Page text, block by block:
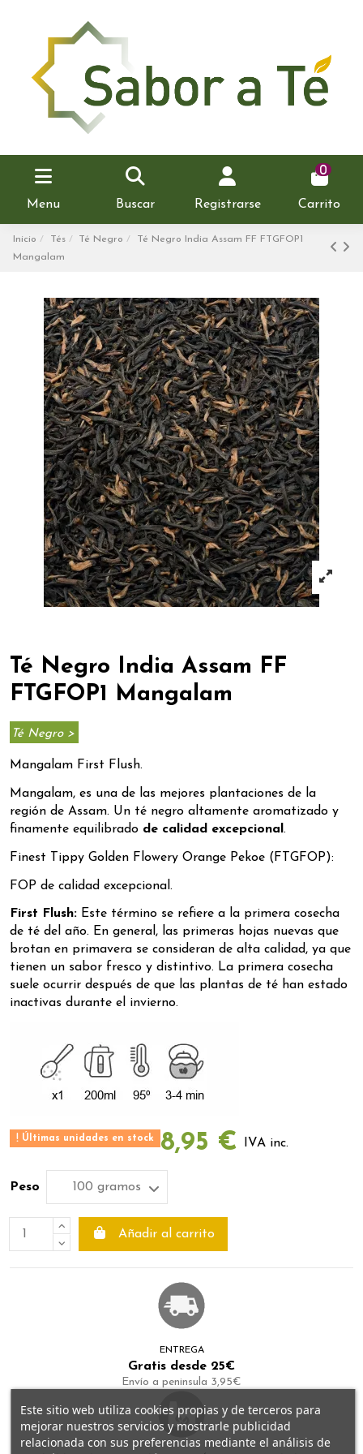
Menu Buscar Registrarse
0
Carrito
Inicio Tés Té Negro
Té Negro India Assam FF FTGFOP1
Mangalam
Té Negro India Assam FF
FTGFOP1 Mangalam
Té Negro >
Mangalam First Flush.
Mangalam, es una de las mejores plantaciones de la
región de Assam. Un té negro altamente aromatizado y
finamente equilibrado de calidad excepcional .
Finest Tippy Golden Flowery Orange Pekoe (FTGFOP):
FOP de calidad excepcional.
First Flush: Este término se refiere a la primera cosecha
de té del año. En general, las primeras hojas nuevas que
brotan en primavera se consideran de alta calidad, ya que
tienen un sabor fresco y distintivo. La primera cosecha
suele ocurrir después de que las plantas de té han estado
inactivas durante el invierno.
Últimas unidades en stock 8,95 € IVA inc.
Peso
Añadir al carrito
ENTREGA
Gratis desde 25€
Envío a peninsula 3,95€
Este sitio web utiliza cookies propias y de terceros para
mejorar nuestros servicios y mostrarle publicidad
relacionada con sus preferencias mediante el análisis de